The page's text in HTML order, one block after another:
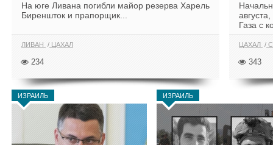
На юге Ливана погибли майор резерва Харель
Биреншток и прапорщик...
ЛИВАН ЦАХАЛ
234
Газа с
ЦАХАЛ
343
ИЗРАИЛЬ ИЗРАИЛЬ